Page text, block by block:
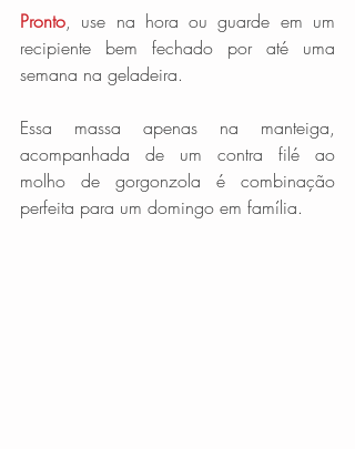
Pronto, use na hora ou guarde em um
recipiente bem fechado por até uma
semana na geladeira.
Essa massa apenas na manteiga,
acompanhada de um contra filé ao
molho de gorgonzola é combinação
perfeita para um domingo em família.